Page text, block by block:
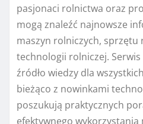
pasjonaci rolnictwa oraz
mogą znaleźć najnowsze
maszyn rolniczych, sprzętu
technologii rolniczej.
źródło wiedzy dla
bieżąco z nowinkami
poszukują praktycznych
efektywnego wykorzystania